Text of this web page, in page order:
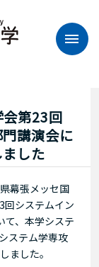
第23回
講演会に
した
幕張メッセ国
回システムイン
て、本学システ
ステム学専攻
ました。